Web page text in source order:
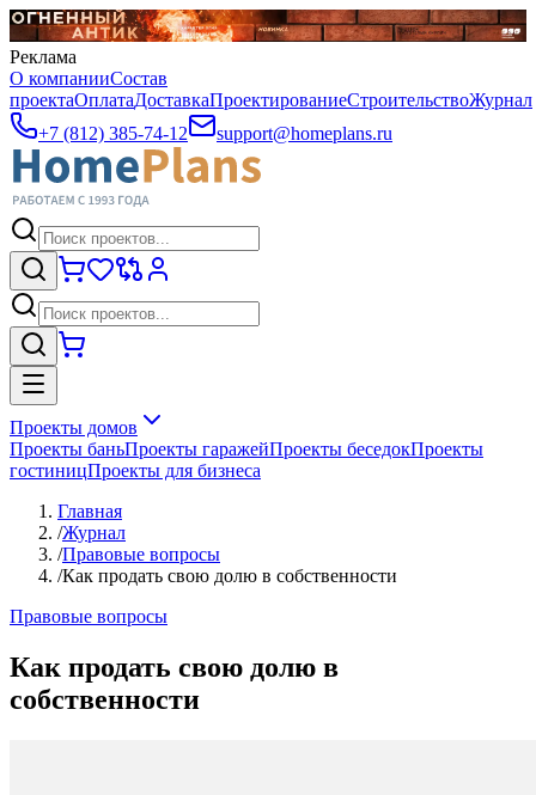
Реклама
О компанииСостав
проектаОплатаДоставкаПроектированиеСтроительствоЖурнал
+7 (812) 385-74-12
support@homeplans.ru
Проекты домов
Проекты баньПроекты гаражейПроекты беседокПроекты
гостиницПроекты для бизнеса
Главная
/Журнал
/Правовые вопросы
/Как продать свою долю в собственности
Правовые вопросы
Как продать свою долю в
собственности